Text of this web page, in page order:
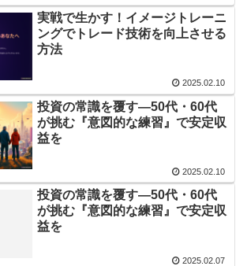
実戦で生かす！イメージトレーニ
ングでトレード技術を向上させる
方法
2025.02.10
投資の常識を覆す―50代・60代
が挑む『意図的な練習』で安定収
益を
2025.02.10
投資の常識を覆す―50代・60代
が挑む『意図的な練習』で安定収
益を
2025.02.07